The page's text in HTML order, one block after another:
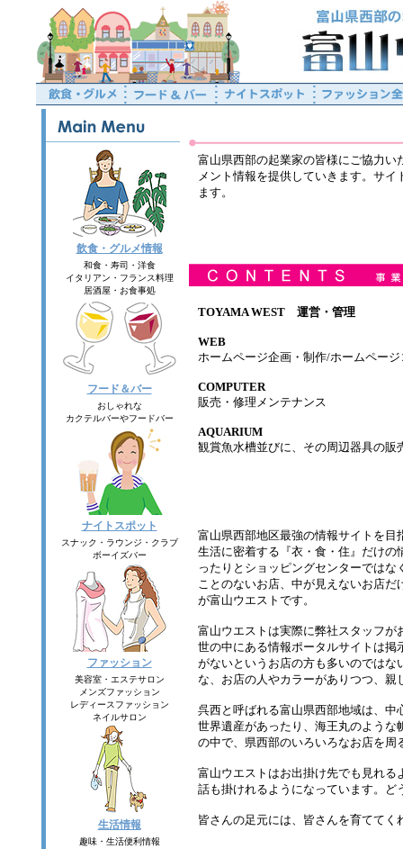
飲食・グルメ情報
和食・寿司・洋食
イタリアン・フランス料理
居酒屋・お食事処
フード＆バー
おしゃれな
カクテルバーやフードバー
ナイトスポット
スナック・ラウンジ・クラブ
ボーイズバー
ファッション
美容室・エステサロン
メンズファッション
レディースファッション
ネイルサロン
生活情報
趣味・生活便利情報
富山県西部の起業家の皆様にご協力い
メント情報を提供していきます。サ
ます。
TOYAMA WEST 運営・管理
WEB
ホームページ企画・制作/ホームペー
COMPUTER
販売・修理メンテナンス
AQUARIUM
観賞魚水槽並びに、その周辺器具の
富山県西部地区最強の情報サイトを目
生活に密着する『衣・食・住』だけ
ったりとショッピングセンターでは
ことのないお店、中が見えないお店
が富山ウエストです。
富山ウエストは実際に弊社スタッフ
世の中にある情報ポータルサイトは
がないというお店の方も多いのでは
な、お店の人やカラーがありつつ、
呉西と呼ばれる富山県西部地域は、
世界遺産があったり、海王丸のよう
の中で、県西部のいろいろなお店を
富山ウエストはお出掛け先でも見れ
話も掛けれるようになっています。
皆さんの足元には、皆さんを育てて